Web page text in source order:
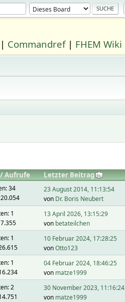
| Commandref| FHEM Wiki
Aufrufe
Letzter Beitrag
34
23 August 2014, 11:13:54
von Dr. Boris Neubert
1
13 April 2026, 13:15:29
von betateilchen
1
10 Februar 2024, 17:28:25
vonOtto123
1
04 Februar 2024, 18:46:25
von matze1999
2
30 November 2023, 11:16:24
von matze1999